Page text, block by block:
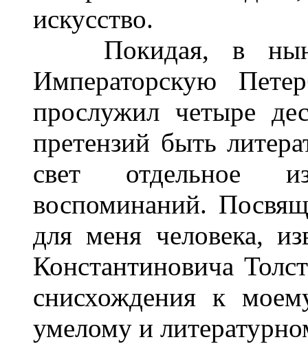
искусство.
Покидая, в
Императорскую
прослужил четыре
претензий быть
свет отдельное
воспоминаний.
для меня человека,
Константиновича
снисхождения к
умелому и